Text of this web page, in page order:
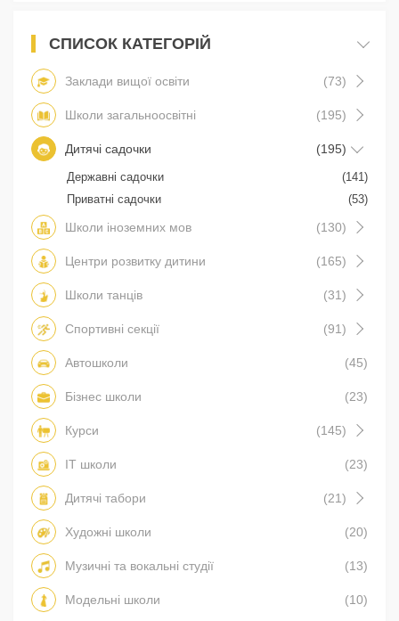
СПИСОК КАТЕГОРІЙ
Заклади вищої освіти (73)
Школи загальноосвітні (195)
Дитячі садочки (195)
Державні садочки
(141)
Приватні садочки
(53)
Школи іноземних мов (130)
Центри розвитку дитини (165)
Школи танців (31)
Спортивні секції (91)
Автошколи (45)
Бізнес школи (23)
Курси (145)
IT школи (23)
Дитячі табори (21)
Художні школи (20)
Музичні та вокальні студії (13)
Модельні школи (10)